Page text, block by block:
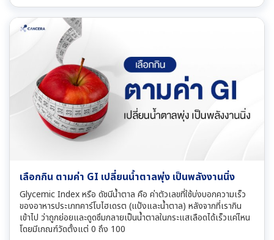
เลือกกิน ตามค่า GI เปลี่ยนน้ำตาลพุ่ง เป็นพลังงานนิ่ง
Glycemic Index หรือ ดัชนีน้ำตาล คือ ค่าตัวเลขที่ใช้บ่งบอกความเร็ว
ของอาหารประเภทคาร์โบไฮเดรต (แป้งและน้ำตาล) หลังจากที่เรากิน
เข้าไป ว่าถูกย่อยและดูดซึมกลายเป็นน้ำตาลในกระแสเลือดได้เร็วแค่ไหน
โดยมีเกณฑ์วัดตั้งแต่ 0 ถึง 100